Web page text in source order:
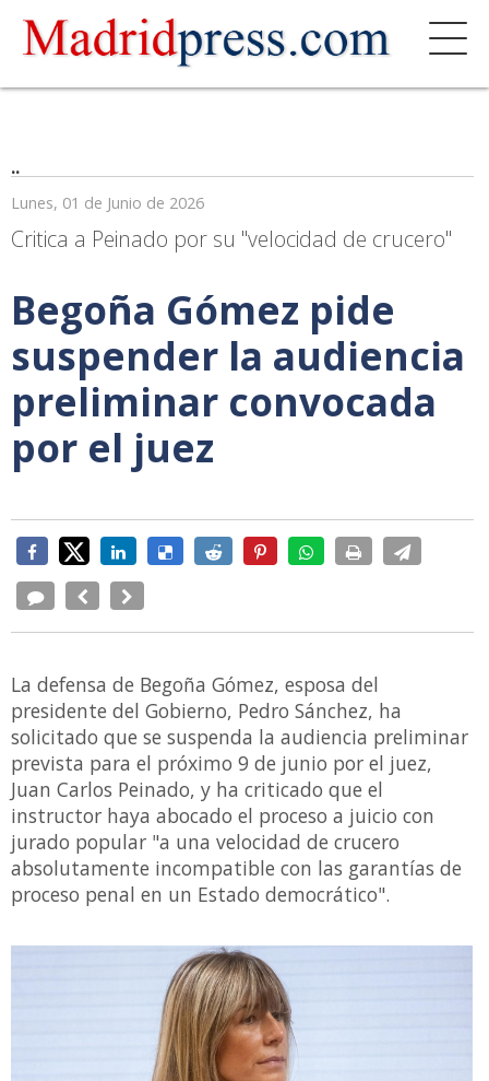
..
Lunes, 01 de Junio de 2026
Critica a Peinado por su "velocidad de crucero"
Begoña Gómez pide
suspender la audiencia
preliminar convocada
por el juez
La defensa de Begoña Gómez, esposa del
presidente del Gobierno, Pedro Sánchez, ha
solicitado que se suspenda la audiencia preliminar
prevista para el próximo 9 de junio por el juez,
Juan Carlos Peinado, y ha criticado que el
instructor haya abocado el proceso a juicio con
jurado popular "a una velocidad de crucero
absolutamente incompatible con las garantías de
proceso penal en un Estado democrático".